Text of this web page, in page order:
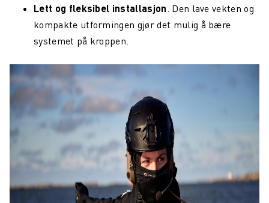
Lett og fleksibel installasjon. Den lave vekten og
kompakte utformingen gjør det mulig å bære
systemet på kroppen.